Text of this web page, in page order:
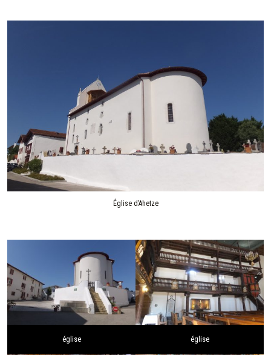
Église d’Ahetze
église église